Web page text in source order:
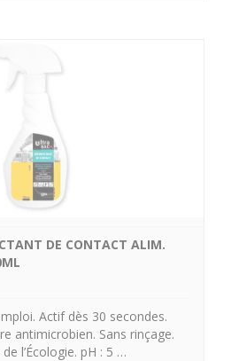
DE CONTACT ALIM.
Actif dès 30 secondes.
antimicrobien. Sans rinçage.
l’Écologie. pH : 5 …